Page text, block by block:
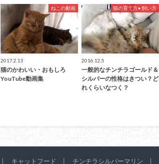
ねこの動画
2017.2.13
猫のかわいい・おもしろ
YouTube動画集
猫の育て方• 飼い方
2016.12.5
一般的なチンチラゴールド＆
シルバーの性格はきつい？ど
れくらいなつく？
キャットフード チンチラシルバーマリン